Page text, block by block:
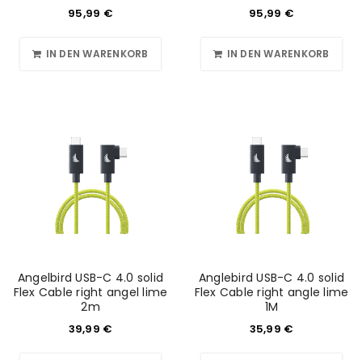
95,99 €
IN DEN WARENKORB
95,99 €
IN DEN WARENKORB
Angelbird USB-C 4.0 solid
Flex Cable right angel lime
2m
39,99 €
Anglebird USB-C 4.0 solid
Flex Cable right angle lime
1M
35,99 €